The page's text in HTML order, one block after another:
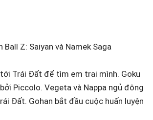
Ball Z: Saiyan và Namek Saga
Trái Đất để tìm em trai mình. Goku
Piccolo. Vegeta và Nappa ngủ đông
Đất. Gohan bắt đầu cuộc huấn luyện